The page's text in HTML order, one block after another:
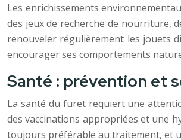
Les enrichissements
des jeux de recherche de nourriture,
renouveler régulièrement les jouets
encourager ses comportements
Santé : prévention et
La santé du furet requiert une
des vaccinations appropriées et une
toujours préférable au traitement, et